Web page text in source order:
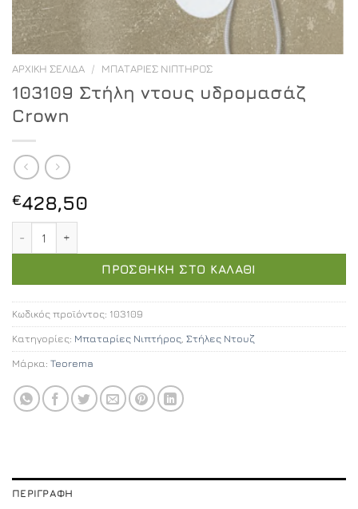
ΑΡΧΙΚΉ ΣΕΛΊΔΑ / ΜΠΑΤΑΡΊΕΣ ΝΙΠΤΉΡΟΣ
103109 Στήλη ντους υδρομασάζ
Crown
€428,50
ΠΡΟΣΘΉΚΗ ΣΤΟ ΚΑΛΆΘΙ
Κωδικός προϊόντος: 103109
Κατηγορίες: Μπαταρίες Νιπτήρος Στήλες Ντουζ
Μάρκα: Teorema
ΠΕΡΙΓΡΑΦΉ